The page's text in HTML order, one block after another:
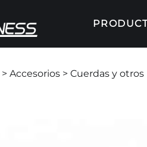
> Accesorios > Cuerdas y otros